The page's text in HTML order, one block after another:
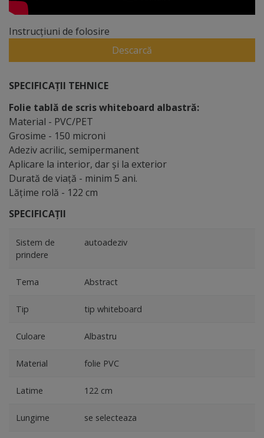
Instrucțiuni de folosire
Descarcă
SPECIFICAȚII TEHNICE
Folie tablă de scris whiteboard albastră:
Material - PVC/PET
Grosime - 150 microni
Adeziv acrilic, semipermanent
Aplicare la interior, dar și la exterior
Durată de viaţă - minim 5 ani.
Lăţime rolă - 122 cm
SPECIFICAȚII
Sistem de
prindere
autoadeziv
Tema Abstract
Tip tip whiteboard
Culoare Albastru
Material folie PVC
Latime 122 cm
Lungime se selecteaza